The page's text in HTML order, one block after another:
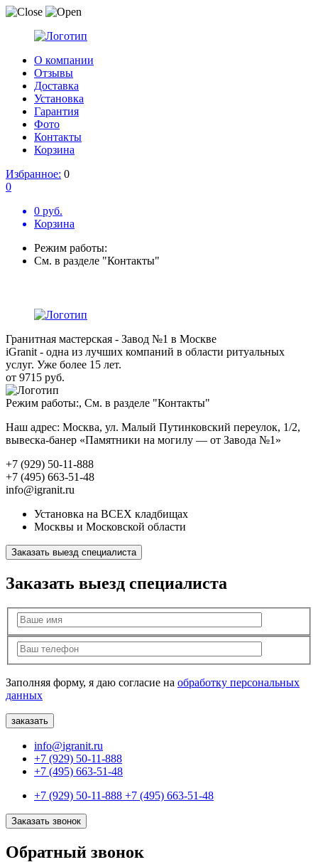
О компании
Отзывы
Доставка
Установка
Гарантия
Фото
Контакты
Корзина
Избранное: 0
0
0 руб.
Корзина
Режим работы:
См. в разделе "Контакты"
Гранитная мастерская - Завод №1 в Москве
iGranit - одна из лучших компаний в области ритуальных
услуг. Уже более 15 лет.
от 9715 руб.
Режим работы:, См. в разделе "Контакты"
Наш адрес: Москва, ул. Малый Путинковский переулок, 1/2,
вывеска-банер «Памятники на могилу — от Завода №1»
+7 (929) 50-11-888
+7 (495) 663-51-48
info@igranit.ru
Установка на ВСЕХ кладбищах
Москвы и Московской области
Заказать выезд специалиста
Заказать выезд специалиста
Заполняя форму, я даю согласие на обработку персональных
данных
info@igranit.ru
+7 (929) 50-11-888
+7 (495) 663-51-48
+7 (929) 50-11-888 +7 (495) 663-51-48
Заказать звонок
Обратный звонок